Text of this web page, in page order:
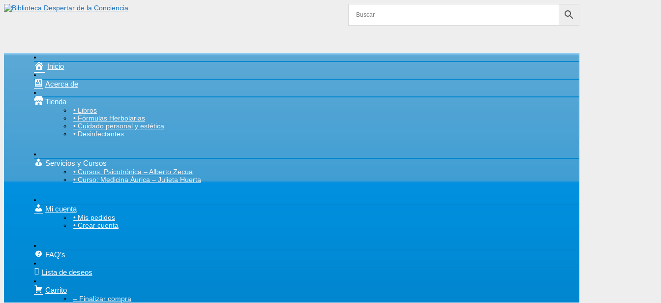
Inicio
Acerca de
Tienda
• Libros
• Fórmulas Herbolarias
• Cuidado personal y estética
• Desinfectantes
Servicios y Cursos
• Cursos: Psicotrónica – Alberto Zecua
• Curso: Medicina Áurica – Julieta Huerta
Mi cuenta
• Mis pedidos
• Crear cuenta
FAQ’s
Lista de deseos
Carrito
– Finalizar compra